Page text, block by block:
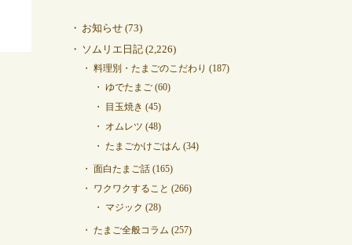
お知らせ (73)
ソムリエ日記 (2,226)
料理別・たまごのこだわり (187)
ゆでたまご (60)
目玉焼き (45)
オムレツ (48)
たまごかけごはん (34)
面白たまご話 (165)
ワクワクすること (266)
マジック (28)
たまご全般コラム (257)